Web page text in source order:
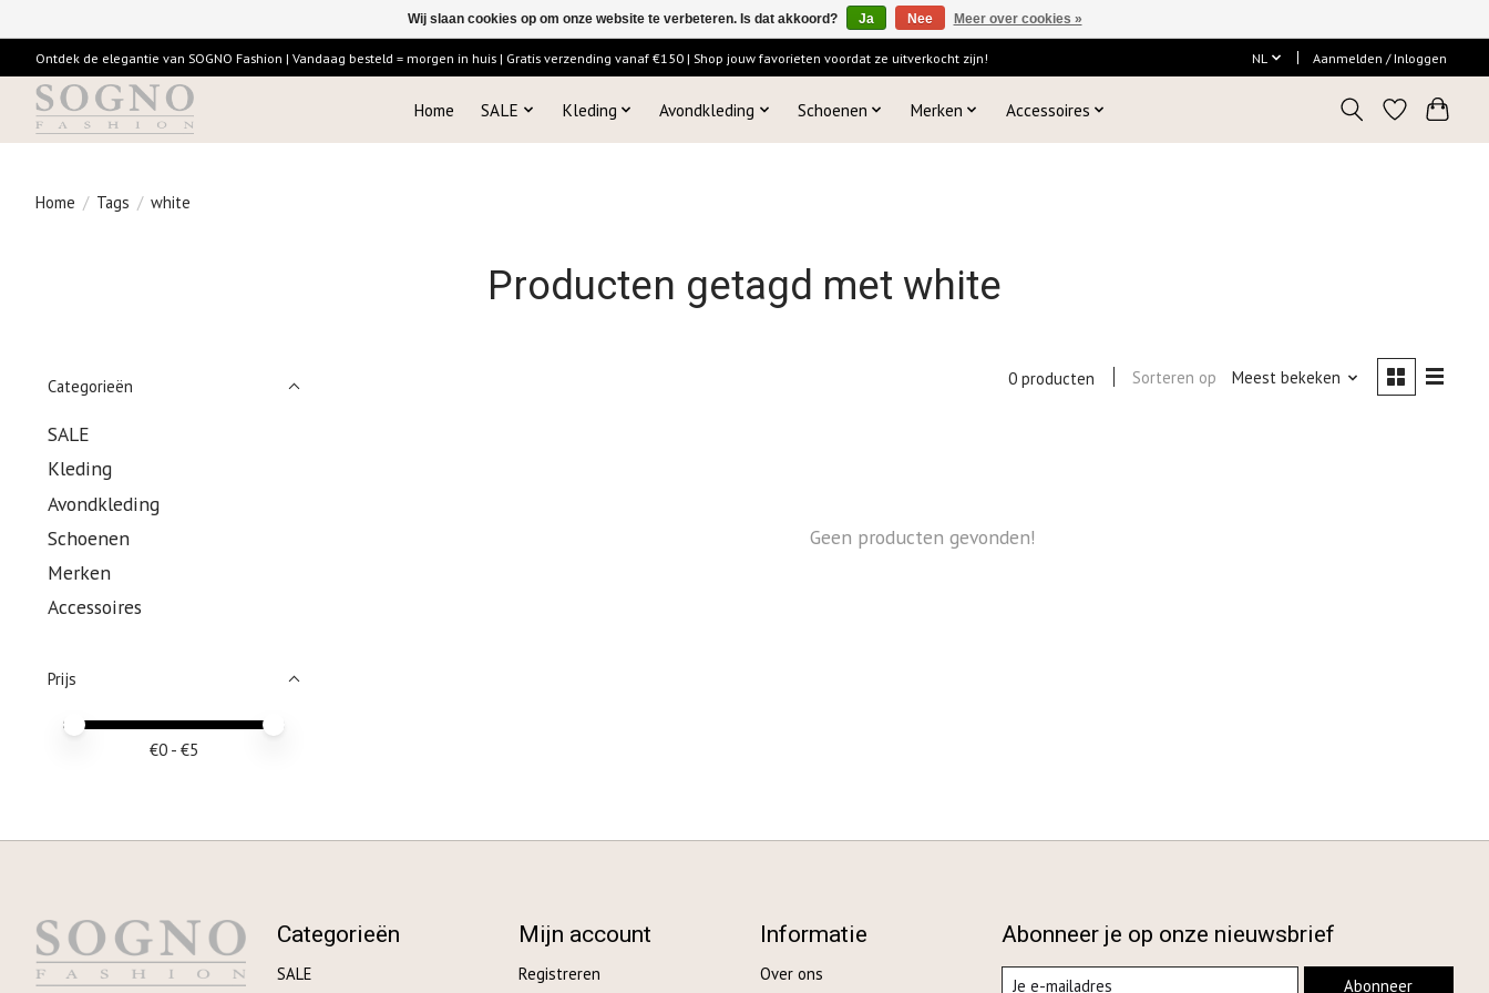
Ontdek de elegantie van SOGNO Fashion | Vandaag besteld = morgen in huis | Gratis verzending vanaf €150 | Shop jouw favorieten voordat ze uitverkocht zijn! NL Aanmelden / Inloggen
Home SALE Kleding Avondkleding Schoenen Merken Accessoires
Home / Tags / white
Producten getagd met white
Categorieën
SALE
Kleding
Avondkleding
Schoenen
Merken
Accessoires
Prijs
Minimale prijswaarde
Price maximum value
€0 - €5
0 producten Sorteren op Meest bekeken
Geen producten gevonden!
Categorieën
SALE
Mijn account
Registreren
Informatie
Over ons
Abonneer je op onze nieuwsbrief
Abonneer
Wij slaan cookies op om onze website te verbeteren. Is dat akkoord? Ja Nee Meer over cookies »